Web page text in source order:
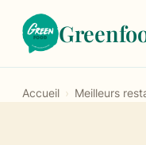
Le label
Accueil › Meilleurs